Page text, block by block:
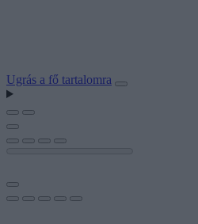
Ugrás a fő tartalomra